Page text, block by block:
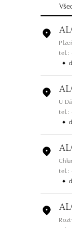
tel.:
U
tel.:
tel.: